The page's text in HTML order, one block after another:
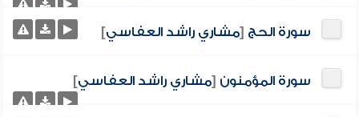
سورة الحج [مشاري راشد العفاسي]
سورة المؤمنون [مشاري راشد العفاسي]